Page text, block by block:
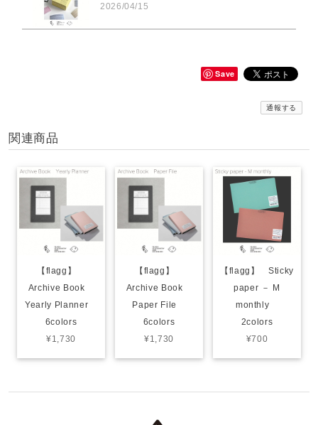
2026/04/15
【flagg】 Label Collector’s File Cool Down / Warm Up
【flagg】 A Color of One's Own Roll Collection METROPOLIS 3types
2026/04/15
全部大満足です(((o(*ﾟ▽ﾟ*)o)))
2026/04/07
2026/04/07
Save
通報する
関連商品
【flagg】
Archive Book
Yearly Planner
6colors
¥1,730
【flagg】
Archive Book
Paper File
6colors
¥1,730
【flagg】 Sticky
paper － M
monthly
2colors
¥700